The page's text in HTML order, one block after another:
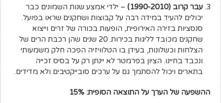
עבר קרוב (1990-2010)
– ילדי אמצע שנות השמונים כבר
יכולים להעיד במידה רבה על קבוצות ושחקנים שראו בפועל.
סנסציות בזירה האירופית, הופעות בכורה של זרים וייצוא
שחקנים מכובד לליגות בכירות. 20 שנים שהן רכבת הרים של
הצלחות וכשלונות, בעידן בו הטלוויזיה הפכה חלק משמעותי
ונכבד בחיינו. הציון בפרמטר לא יינתן רק על בסיס זכייה
בתארים ויכול להסתמך גם על ערכים סובייקטיבים ולא מדידים.
ההשפעה של הערך על התוצאה הסופית: 15%